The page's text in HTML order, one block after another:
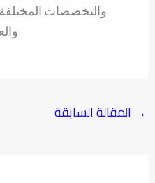
والتخصصات
→ المقالة السابقة